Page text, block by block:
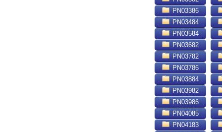
PN03386
PN03484
PN03584
PN03682
PN03782
PN03786
PN03884
PN03982
PN03986
PN04085
PN04183